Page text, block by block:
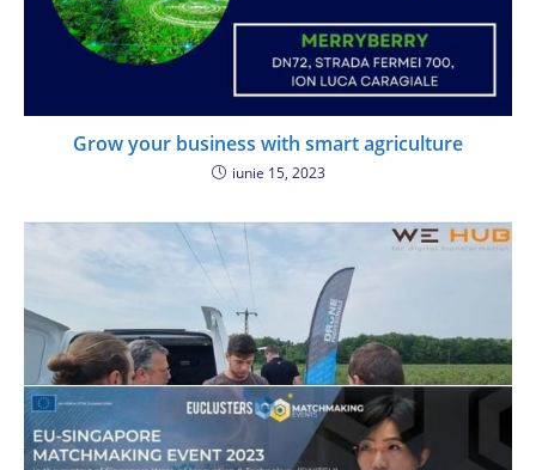
Grow your business with smart agriculture
iunie 15, 2023